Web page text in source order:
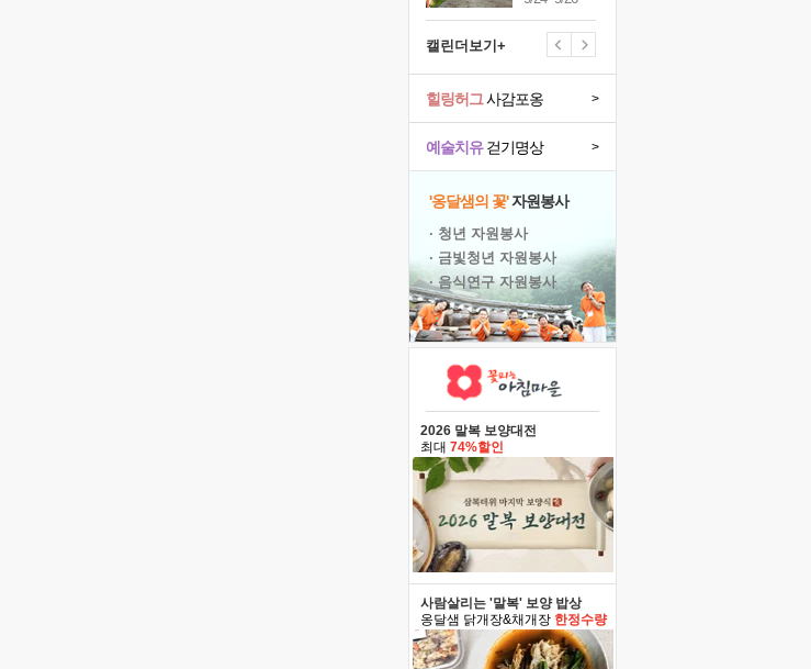
캘린더보기+
예술치유걷기명상 >
힐링허그사감포옹 >
'옹달샘의 꽃'자원봉사
· 청년 자원봉사
· 금빛청년 자원봉사
· 음식연구 자원봉사
2026 말복 보양대전
최대 74%할인
사람살리는 '말복' 보양 밥상
옹달샘 닭개장&채개장 한정수량